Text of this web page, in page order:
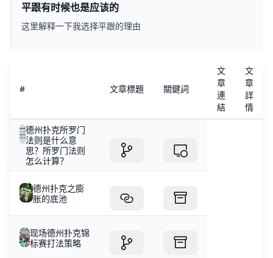
平跟有时候也是应该的
这里解释一下我选择平跟的理由
# 文章標題 關鍵詞
文
章
連
結
文
章
詳
情
德州扑克所罗门
法则是什么意
思？所罗门法则
怎么计算？
德州扑克之膨
胀的底池
现场德州扑克锦
标赛打法策略